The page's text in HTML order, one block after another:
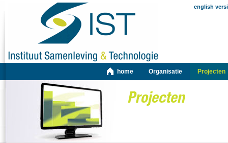
english
home Organisatie Projecten